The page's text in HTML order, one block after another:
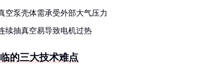
空泵壳体需承受外部大气压力
续抽真空易导致电机过热
的三大技术难点